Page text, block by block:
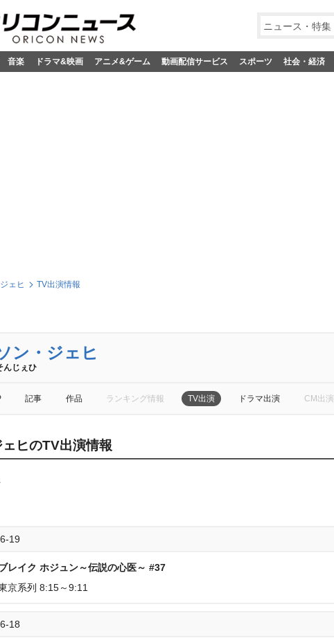
ニュース・特集
音楽 ドラマ&映画 アニメ&ゲーム 動画配信サービス スポーツ 社会・経済
ェヒ TV出演情報
ン・ジェヒ
んじぇひ
記事 作品 ランキング情報 TV出演 ドラマ出演 CM出演
ェヒのTV出演情報
19
レイク ホジュン～伝説の心医～ #37
京系列 8:15～9:11
18